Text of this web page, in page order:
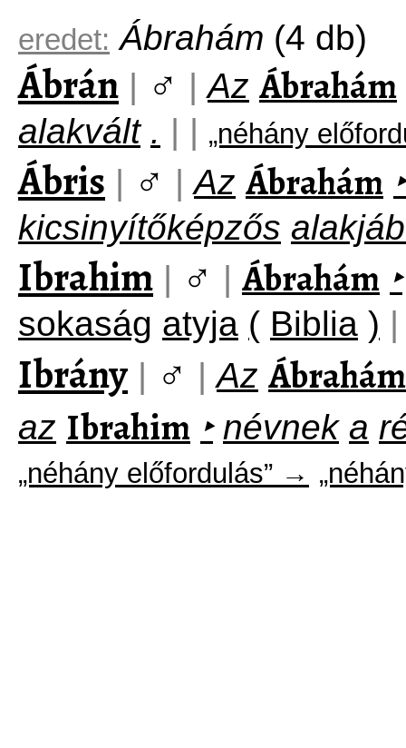
eredet: Ábrahám (4 db)
Ábrán | ♂ | Az Ábrahám
alakvált . | | „néhány
Ábris | ♂ | Az Ábrahám ‣
kicsinyítőképzős
Ibrahim | ♂ | Ábrahám ‣
sokaság atyja ( Biblia ) |
Ibrány | ♂ | Az Ábrahám
az Ibrahim ‣ névnek a
„néhány előfordulás” →